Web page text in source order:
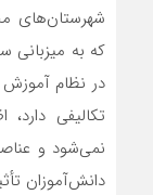
شهرستان‌های
که به
در نظام آموزش
تکالیفی
نمی‌شود و
دانش‌آموزان